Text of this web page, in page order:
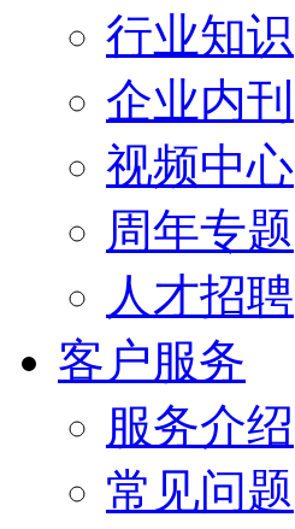
行业知识
企业内刊
视频中心
周年专题
人才招聘
客户服务
服务介绍
常见问题